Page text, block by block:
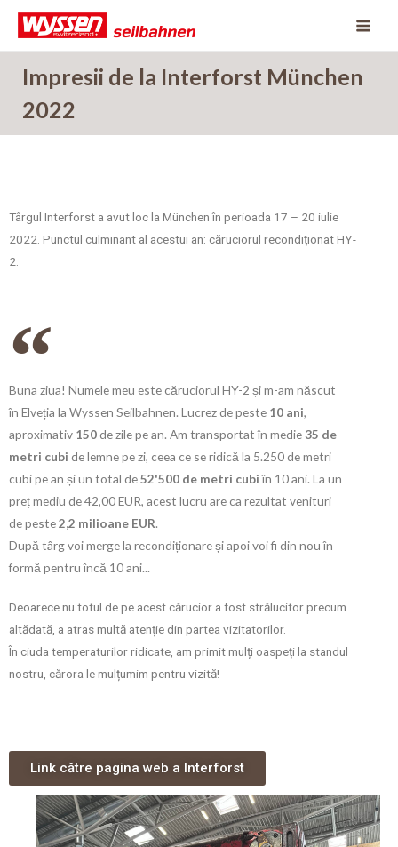
Skip
content
Impresii de la Interforst München
2022
Târgul Interforst a avut loc la München în perioada 17 – 20 iulie
2022. Punctul culminant al acestui an: căruciorul recondiționat HY-
2:
Buna ziua! Numele meu este căruciorul HY-2 și m-am născut
în Elveția la Wyssen Seilbahnen. Lucrez de peste 10 ani,
aproximativ 150de zile pe an. Am transportat în medie 35 de
metri cubi de lemne pe zi, ceea ce se ridică la 5.250 de metri
cubi pe an și un total de52'500 de metri cubiîn 10 ani. La un
preț mediu de 42,00 EUR, acest lucru are ca rezultat venituri
de peste2,2 milioane EUR.
După târg voi merge la recondiționare și apoi voi fi din nou în
formă pentru încă 10 ani...
Deoarece nu totul de pe acest cărucior a fost strălucitor precum
altădată, a atras multă atenție din partea vizitatorilor.
În ciuda temperaturilor ridicate, am primit mulți oaspeți la standul
nostru, cărora le mulțumim pentru vizită!
Link către pagina web a Interforst